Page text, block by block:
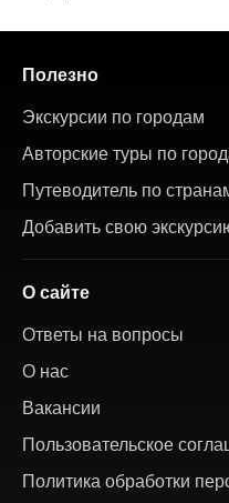
Полезно
Экскурсии по городам
Авторские туры по
Путеводитель по
Добавить свою
О сайте
Ответы на вопросы
О нас
Вакансии
Пользовательское
Политика обработки